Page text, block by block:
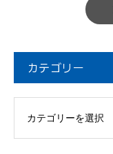
カテゴリー